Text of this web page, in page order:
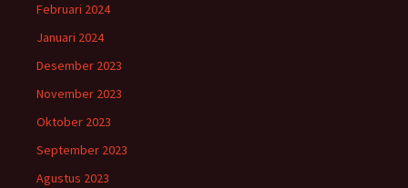
Februari 2024
Januari 2024
Desember 2023
November 2023
Oktober 2023
September 2023
Agustus 2023